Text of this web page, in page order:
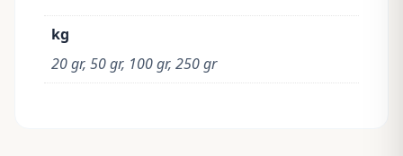
kg
20 gr, 50 gr, 100 gr, 250 gr